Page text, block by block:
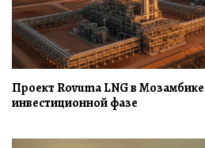
Проект Rovuma LNG в
инвестиционной фазе